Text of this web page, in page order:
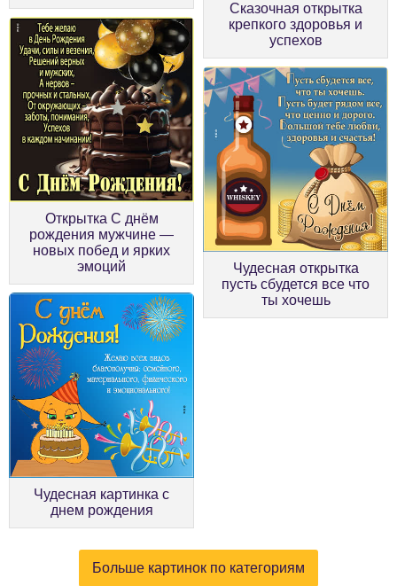
Открытка С днём
рождения мужчине —
новых побед и ярких
эмоций
Сказочная открытка
крепкого здоровья и
успехов
Чудесная картинка с
днем рождения
Чудесная открытка
пусть сбудется все что
ты хочешь
Больше картинок по категориям